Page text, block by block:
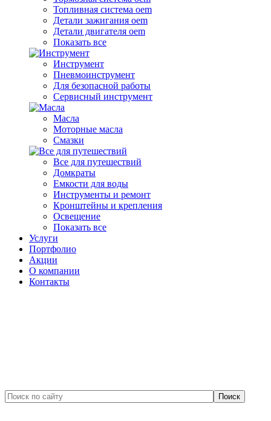
Топливная система oem
Детали зажигания oem
Детали двигателя oem
Показать все
Инструмент
Пневмоинструмент
Для безопасной работы
Сервисный инструмент
Масла
Моторные масла
Смазки
Все для путешествий
Домкраты
Емкости для воды
Инструменты и ремонт
Кронштейны и крепления
Освещение
Показать все
Услуги
Портфолио
Акции
О компании
Контакты